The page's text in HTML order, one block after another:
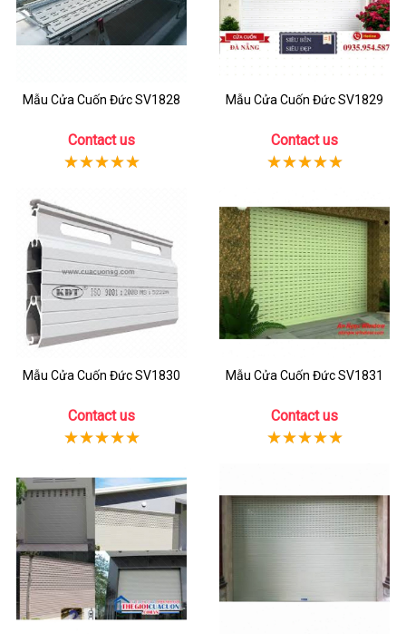
Mẫu Cửa Cuốn Đức SV1828
Contact us
Mẫu Cửa Cuốn Đức SV1829
Contact us
Mẫu Cửa Cuốn Đức SV1830
Contact us
Mẫu Cửa Cuốn Đức SV1831
Contact us